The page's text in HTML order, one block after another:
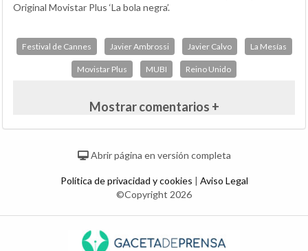
Original Movistar Plus ‘La bola negra’.
Festival de Cannes Javier Ambrossi Javier Calvo La Mesías
Movistar Plus MUBI Reino Unido
Mostrar comentarios +
Abrir página en versión completa
Política de privacidad y cookies | Aviso Legal
©Copyright 2026